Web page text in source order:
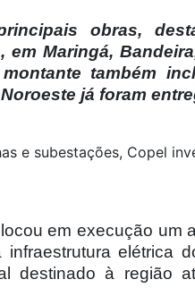
obras,
em Maringá,
também
já foram
e subestações, Copel
em execução um
infraestrutura elétrica
destinado à região